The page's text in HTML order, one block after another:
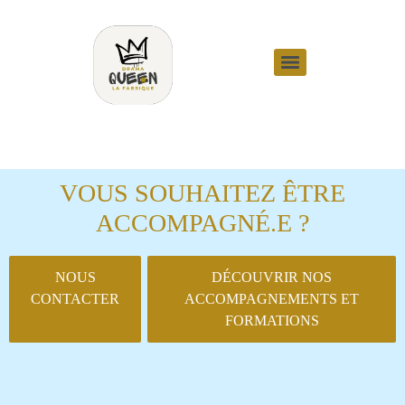
VOUS SOUHAITEZ ÊTRE
ACCOMPAGNÉ.E ?
NOUS
CONTACTER
DÉCOUVRIR NOS
ACCOMPAGNEMENTS ET
FORMATIONS